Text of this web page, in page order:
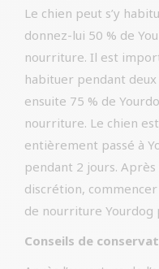
Le chien peut s’y
donnez-lui 50 % de
nourriture. Il est
habituer pendant
ensuite 75 % de
nourriture. Le chien
entièrement passé à
pendant 2 jours.
discrétion,
de nourriture Yourdog
Conseils de